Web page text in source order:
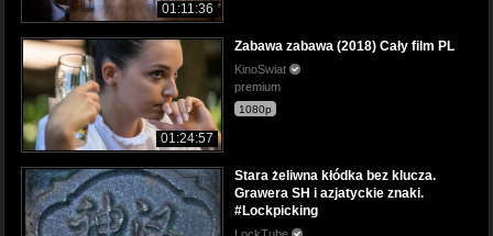
01:11:36
01:24:57
Zabawa zabawa (2018) Cały film PL
KinoSwiat
premium
1080p
Stara żeliwna kłódka bez klucza.
Grawera SH i azjatyckie znaki.
#Lockpicking